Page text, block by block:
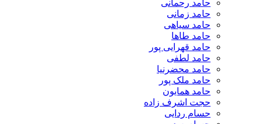
حامد رحمانی
حامد زمانی
حامد سیاهی
حامد طاها
حامد قهرایی پور
حامد لطفی
حامد محضرنیا
حامد ملک پور
حامد همایون
حجت اشرف زاده
حسام ردایی